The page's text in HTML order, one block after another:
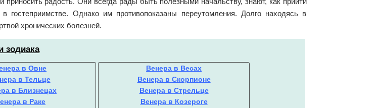
Однако им противопоказаны переутомления. Долго находясь в
хронических болезней.
зодиака
в Овне
в Тельце
в Близнецах
в Раке
Венера в Весах
Венера в Скорпионе
Венера в Стрельце
Венера в Козероге